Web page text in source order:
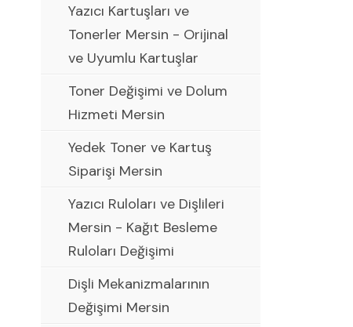
Yazıcı Kartuşları ve
Tonerler Mersin - Orijinal
ve Uyumlu Kartuşlar
Toner Değişimi ve Dolum
Hizmeti Mersin
Yedek Toner ve Kartuş
Siparişi Mersin
Yazıcı Ruloları ve Dişlileri
Mersin - Kağıt Besleme
Ruloları Değişimi
Dişli Mekanizmalarının
Değişimi Mersin